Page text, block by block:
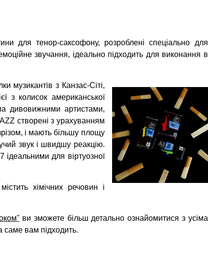
для тенор-саксофону, розроблені спеціально для
звучання, ідеально підходить для виконання в
музикантів з Канзас-Сіті,
з колисок американської
дивовижними артистами,
створені з урахуванням
і мають більшу площу
звук і швидшу реакцію.
для віртуозної
хімічних речовин і
ви зможете більш детально ознайомитися з усіма
саме вам підходить.